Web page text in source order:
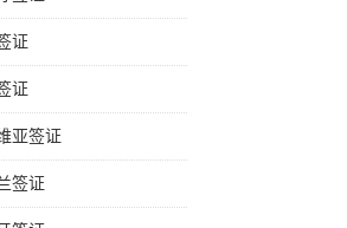
证
证
亚签证
签证